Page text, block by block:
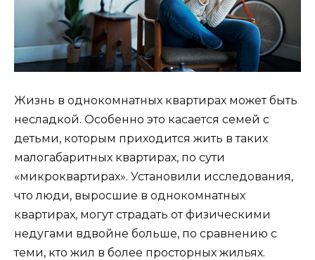
Жизнь в однокомнатных квартирах может быть
несладкой. Особенно это касается семей с
детьми, которым приходится жить в таких
малогабаритных квартирах, по сути
«микроквартирах». Установили исследования,
что люди, выросшие в однокомнатных
квартирах, могут страдать от физическими
недугами вдвойне больше, по сравнению с
теми, кто жил в более просторных жильях.